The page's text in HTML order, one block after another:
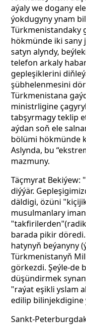
aýaly we dogany
ýokdugyny ynam
Türkmenistandaky
hökmünde iki
satyn alyndy,
telefon arkaly
gepleşiklerini
şübhelenmesini
Türkmenistana
ministrligine
tabşyrmagy teklip
aýdan soň ele
bölümi hökmünde
Aslynda, bu
mazmuny.
Täçmyrat Bekiýew:
diýýär.
däldigi, özüni
musulmanlary
barada pikir
hatynyň beýanyny
Türkmenistanyň
görkezdi. Şeýle-de
düşündirmek
"raýat eşikli yslam
edilip bilinjekdigine
Sankt-